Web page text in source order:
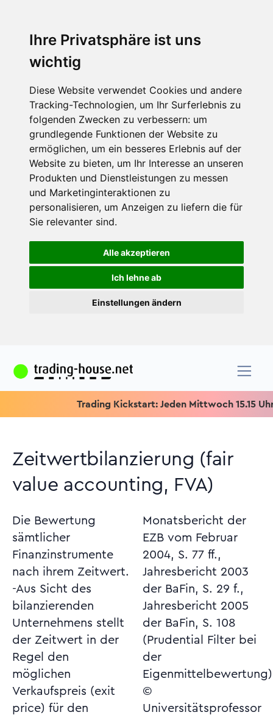
Ihre Privatsphäre ist uns
wichtig
Diese Website verwendet Cookies und andere
Tracking-Technologien, um Ihr Surferlebnis zu
folgenden Zwecken zu verbessern: um
grundlegende Funktionen der Website zu
ermöglichen, um ein besseres Erlebnis auf der
Website zu bieten, um Ihr Interesse an unseren
Produkten und Dienstleistungen zu messen
und Marketinginteraktionen zu
personalisieren, um Anzeigen zu liefern die für
Sie relevanter sind.
Alle akzeptieren
Ich lehne ab
Einstellungen ändern
Trading Kickstart: Jeden Mittwoch 15.15 Uhr &
Zeitwertbilanzierung (fair
value accounting, FVA)
Die Bewertung
sämtlicher
Finanzinstrumente
nach ihrem Zeitwert.
-Aus Sicht des
bilanzierenden
Unternehmens stellt
der Zeitwert in der
Regel den
möglichen
Verkaufspreis (exit
price) für den
Monatsbericht der
EZB vom Februar
2004, S. 77 ff.,
Jahresbericht 2003
der BaFin, S. 29 f.,
Jahresbericht 2005
der BaFin, S. 108
(Prudential Filter bei
der
©
Universitätsprofessor